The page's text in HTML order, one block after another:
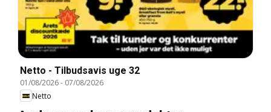
Netto - Tilbudsavis uge 32
01/08/2026- 07/08/2026
Netto